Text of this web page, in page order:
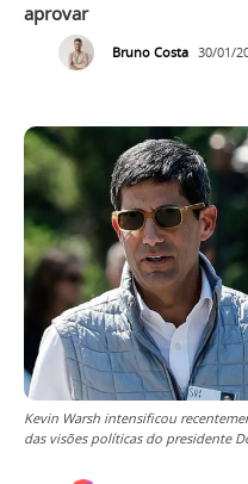
aprovar
Bruno Costa 30/01/
Kevin Warsh intensificou
das visões políticas do presidente